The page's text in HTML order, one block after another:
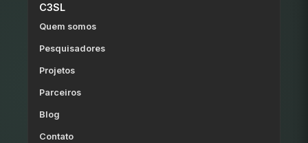
C3SL
Quem somos
Pesquisadores
Projetos
Parceiros
Blog
Contato